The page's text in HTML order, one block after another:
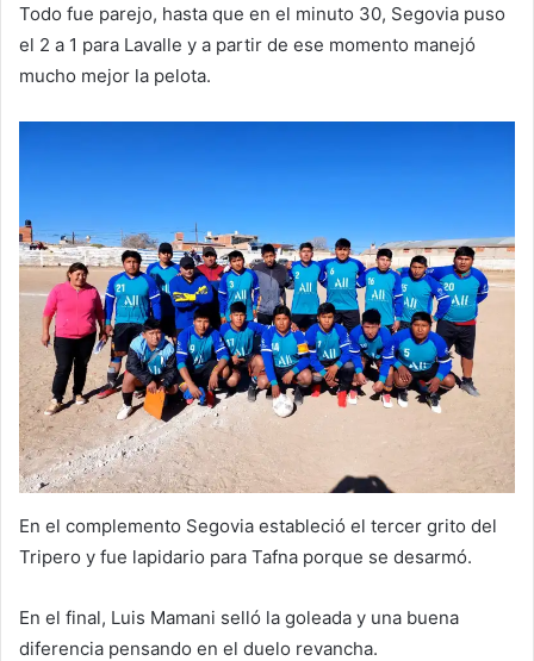
Todo fue parejo, hasta que en el minuto 30, Segovia puso
el 2 a 1 para Lavalle y a partir de ese momento manejó
mucho mejor la pelota.
En el complemento Segovia estableció el tercer grito del
Tripero y fue lapidario para Tafna porque se desarmó.
En el final, Luis Mamani selló la goleada y una buena
diferencia pensando en el duelo revancha.